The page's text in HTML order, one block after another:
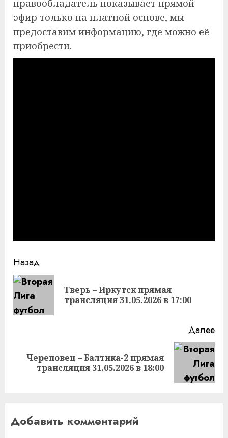
правообладатель показывает прямой
эфир только на платной основе, мы
предоставим информацию, где можно её
приобрести.
Продолжить
чтение
Назад
Тверь – Иркутск прямая
трансляция 31.05.2026 в 17:00
Далее
Следующая
запись:
Череповец – Балтика-2 прямая
трансляция 31.05.2026 в 18:00
Добавить комментарий